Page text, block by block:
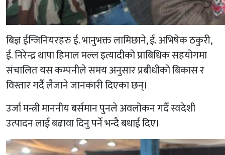
बिज्ञ ईन्जिनियरहरु ई. भानुभक्त लामिछाने, ई. अभिषेक ठकुरी,
ई. निरेन्द्र थापा हिमाल मल्ल इत्यादीको प्राबिधिक सहयोगमा
संचालित यस कम्पनीले समय अनुसार प्रबीधीको बिकास र
विस्तार गर्दै लैजाने जानकारी दिएका छन्।
उर्जा मन्त्री माननीय बर्समान पुनले अवलोकन गर्दै स्वदेशी
उत्पादन लाई बढावा दिनु पर्ने भन्दै बधाई दिए।